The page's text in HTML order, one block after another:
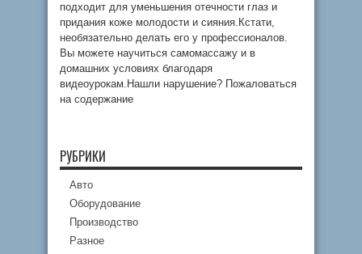
подходит для уменьшения отечности глаз и
придания коже молодости и сияния.Кстати,
необязательно делать его у профессионалов.
Вы можете научиться самомассажу и в
домашних условиях благодаря
видеоурокам.Нашли нарушение? Пожаловаться
на содержание
РУБРИКИ
Авто
Оборудование
Производство
Разное